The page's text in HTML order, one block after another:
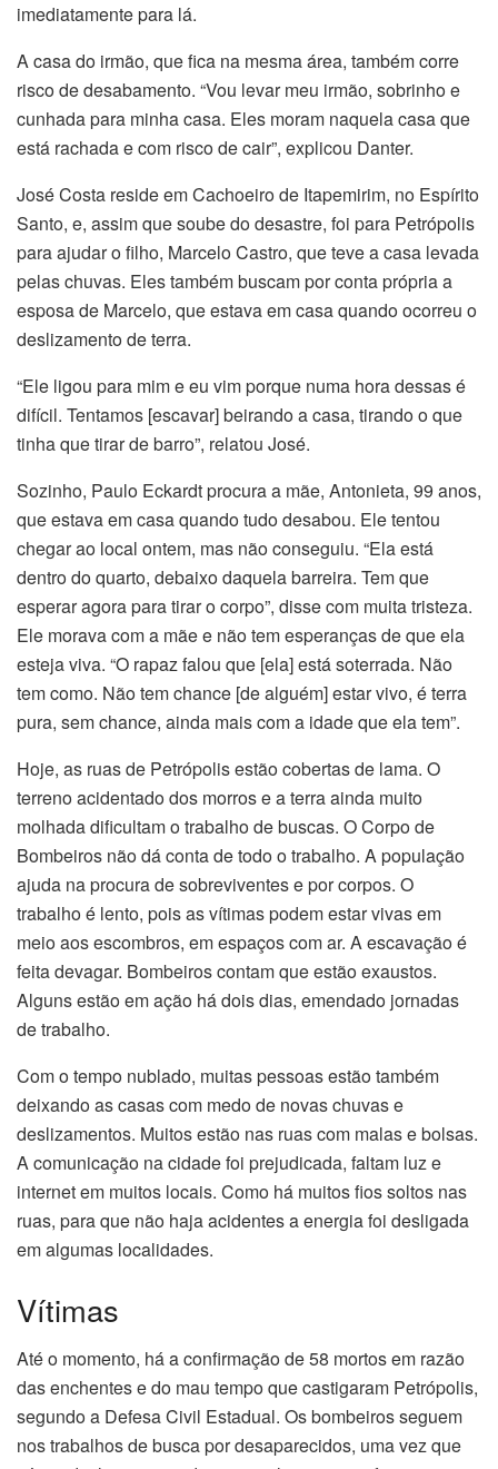
imediatamente para lá.
A casa do irmão, que fica na mesma área, também corre
risco de desabamento. “Vou levar meu irmão, sobrinho e
cunhada para minha casa. Eles moram naquela casa que
está rachada e com risco de cair”, explicou Danter.
José Costa reside em Cachoeiro de Itapemirim, no Espírito
Santo, e, assim que soube do desastre, foi para Petrópolis
para ajudar o filho, Marcelo Castro, que teve a casa levada
pelas chuvas. Eles também buscam por conta própria a
esposa de Marcelo, que estava em casa quando ocorreu o
deslizamento de terra.
“Ele ligou para mim e eu vim porque numa hora dessas é
difícil. Tentamos [escavar] beirando a casa, tirando o que
tinha que tirar de barro”, relatou José.
Sozinho, Paulo Eckardt procura a mãe, Antonieta, 99 anos,
que estava em casa quando tudo desabou. Ele tentou
chegar ao local ontem, mas não conseguiu. “Ela está
dentro do quarto, debaixo daquela barreira. Tem que
esperar agora para tirar o corpo”, disse com muita tristeza.
Ele morava com a mãe e não tem esperanças de que ela
esteja viva. “O rapaz falou que [ela] está soterrada. Não
tem como. Não tem chance [de alguém] estar vivo, é terra
pura, sem chance, ainda mais com a idade que ela tem”.
Hoje, as ruas de Petrópolis estão cobertas de lama. O
terreno acidentado dos morros e a terra ainda muito
molhada dificultam o trabalho de buscas. O Corpo de
Bombeiros não dá conta de todo o trabalho. A população
ajuda na procura de sobreviventes e por corpos. O
trabalho é lento, pois as vítimas podem estar vivas em
meio aos escombros, em espaços com ar. A escavação é
feita devagar. Bombeiros contam que estão exaustos.
Alguns estão em ação há dois dias, emendado jornadas
de trabalho.
Com o tempo nublado, muitas pessoas estão também
deixando as casas com medo de novas chuvas e
deslizamentos. Muitos estão nas ruas com malas e bolsas.
A comunicação na cidade foi prejudicada, faltam luz e
internet em muitos locais. Como há muitos fios soltos nas
ruas, para que não haja acidentes a energia foi desligada
em algumas localidades.
Vítimas
Até o momento, há a confirmação de 58 mortos em razão
das enchentes e do mau tempo que castigaram Petrópolis,
segundo a Defesa Civil Estadual. Os bombeiros seguem
nos trabalhos de busca por desaparecidos, uma vez que